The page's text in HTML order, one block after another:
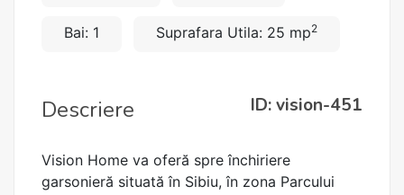
Bai: 1 Suprafara Utila: 25 mp2
Descriere ID: vision-451
Vision Home va oferă spre închiriere
garsonieră situată în Sibiu, în zona Parcului